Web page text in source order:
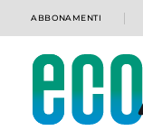
ABBONAMENTI